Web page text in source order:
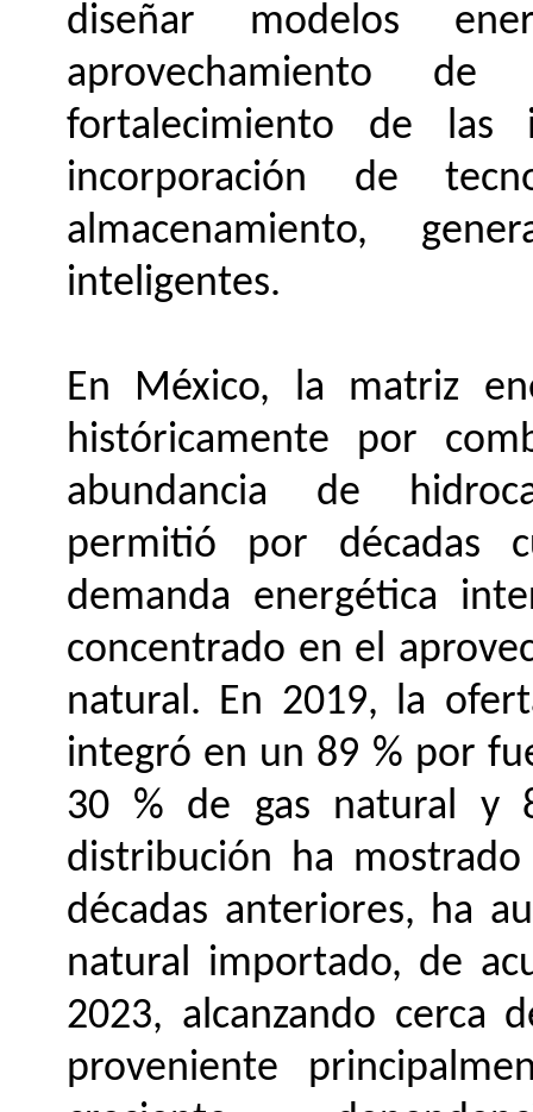
diseñar modelos
aprovechamiento
fortalecimiento de las
incorporación de
almacenamiento,
inteligentes.
En México, la matriz
históricamente por
abundancia de
permitió por décadas
demanda energética
concentrado en el
natural. En 2019, la
integró en un 89 % por
30 % de gas natural y
distribución ha
décadas anteriores, ha
natural importado, de
2023, alcanzando cerca
proveniente